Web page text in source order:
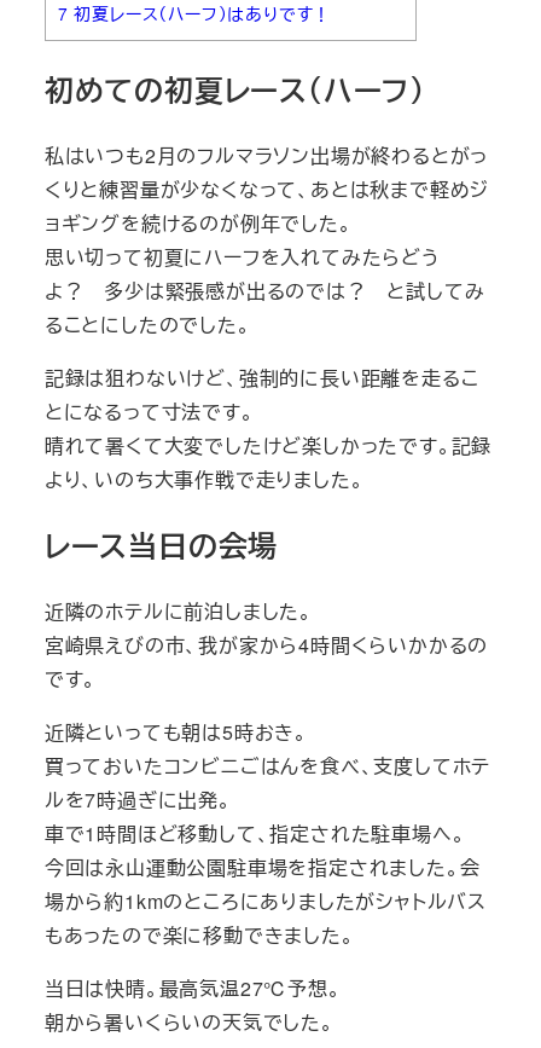
7 初夏レース（ハーフ）はありです！
初めての初夏レース（ハーフ）
私はいつも2月のフルマラソン出場が終わるとがっ
くりと練習量が少なくなって、あとは秋まで軽めジ
ョギングを続けるのが例年でした。
思い切って初夏にハーフを入れてみたらどう
よ？ 多少は緊張感が出るのでは？ と試してみ
ることにしたのでした。
記録は狙わないけど、強制的に長い距離を走るこ
とになるって寸法です。
晴れて暑くて大変でしたけど楽しかったです。記録
より、いのち大事作戦で走りました。
レース当日の会場
近隣のホテルに前泊しました。
宮崎県えびの市、我が家から4時間くらいかかるの
です。
近隣といっても朝は5時おき。
買っておいたコンビニごはんを食べ、支度してホテ
ルを7時過ぎに出発。
車で1時間ほど移動して、指定された駐車場へ。
今回は永山運動公園駐車場を指定されました。会
場から約1kmのところにありましたがシャトルバス
もあったので楽に移動できました。
当日は快晴。最高気温27℃予想。
朝から暑いくらいの天気でした。